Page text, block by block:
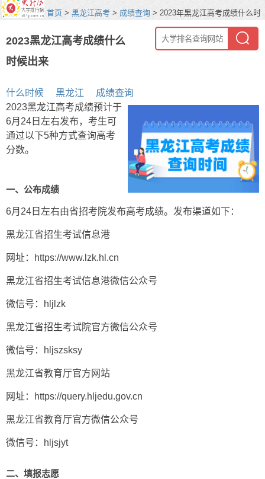
首页 > 黑龙江高考 > 成绩查询 > 2023年黑龙江高考成绩什么时
2023黑龙江高考成绩什么
时候出来
什么时候 黑龙江
成绩查询
2023黑龙江高考成绩预计于
6月24日左右发布，考生可
通过以下5种方式查询高考
分数。
一、公布成绩
6月24日左右由省招考院发布高考成绩。发布渠道如下：
黑龙江省招生考试信息港
网址：https://www.lzk.hl.cn
黑龙江省招生考试信息港微信公众号
微信号：hljlzk
黑龙江省招生考试院官方微信公众号
微信号：hljszsksy
黑龙江省教育厅官方网站
网址：https://query.hljedu.gov.cn
黑龙江省教育厅官方微信公众号
微信号：hljsjyt
二、填报志愿